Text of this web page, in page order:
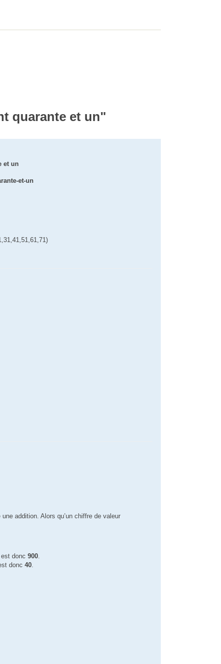
quarante et un"
et un
et-un
addition. Alors qu’un chiffre de valeur
donc 900.
donc 40.